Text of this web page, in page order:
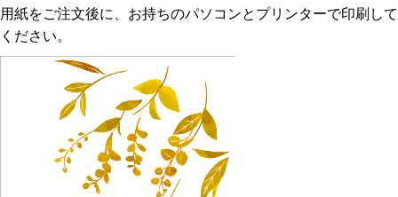
用紙をご注文後に、お持ちのパソコンとプリンターで印刷して
ください。